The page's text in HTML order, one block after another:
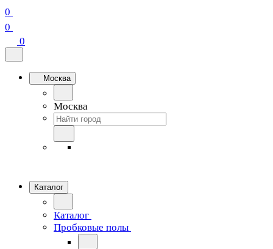
0
0
0
Москва
Москва
Каталог
Каталог
Пробковые полы